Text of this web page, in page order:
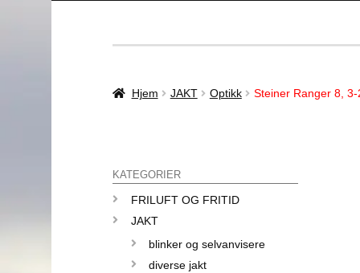
Hjem JAKT Optikk Steiner Ranger 8,
KATEGORIER
FRILUFT OG FRITID
JAKT
blinker og selvanvisere
diverse jakt